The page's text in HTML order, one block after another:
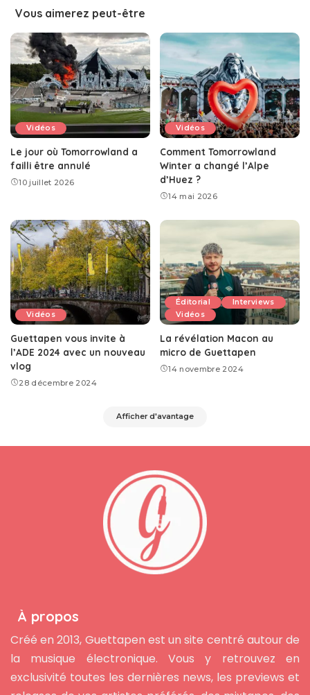
Vous aimerez peut-être
Vidéos
Le jour où Tomorrowland a
failli être annulé
10 juillet 2026
Vidéos
Comment Tomorrowland
Winter a changé l’Alpe
d’Huez ?
14 mai 2026
Vidéos
Guettapen vous invite à
l’ADE 2024 avec un nouveau
vlog
28 décembre 2024
Éditorial
Interviews
Vidéos
La révélation Macon au
micro de Guettapen
14 novembre 2024
Afficher d'avantage
À propos
Créé en 2013, Guettapen est un site centré autour de
la musique électronique. Vous y retrouvez en
exclusivité toutes les dernières news, les previews et